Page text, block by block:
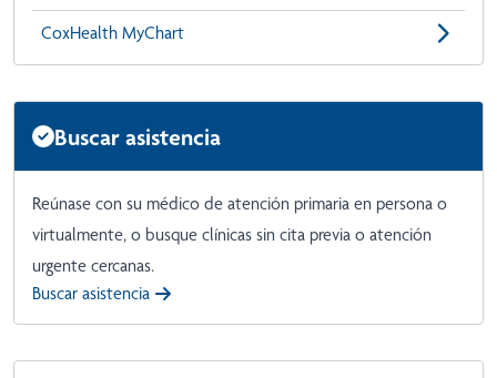
CoxHealth MyChart
Buscar asistencia
Reúnase con su médico de atención primaria en persona o
virtualmente, o busque clínicas sin cita previa o atención
urgente cercanas.
Buscar asistencia